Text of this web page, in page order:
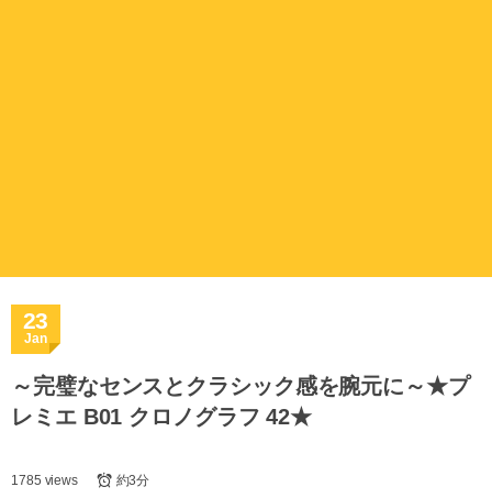
23
Jan
～完璧なセンスとクラシック感を腕元に～★プ
レミエ B01 クロノグラフ 42★
1785 views 約3分